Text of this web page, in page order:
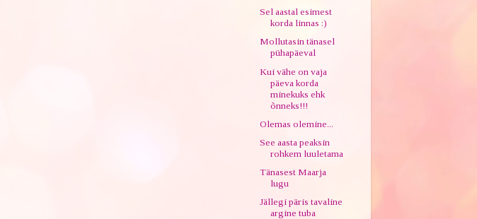
Sel aastal esimest
korda linnas :)
Mollutasin tänasel
pühapäeval
Kui vähe on vaja
päeva korda
minekuks ehk
õnneks!!!
Olemas olemine...
See aasta peaksin
rohkem luuletama
Tänasest Maarja
lugu
Jällegi päris tavaline
argine tuba